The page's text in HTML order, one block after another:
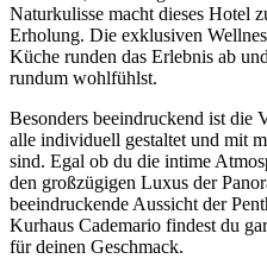
Naturkulisse macht dieses Hotel
Erholung. Die exklusiven
Küche runden das Erlebnis ab
rundum wohlfühlst.
Besonders beeindruckend ist die
alle individuell gestaltet und mit
sind. Egal ob du die intime
den großzügigen Luxus der
beeindruckende Aussicht der
Kurhaus Cademario findest du
für deinen Geschmack.